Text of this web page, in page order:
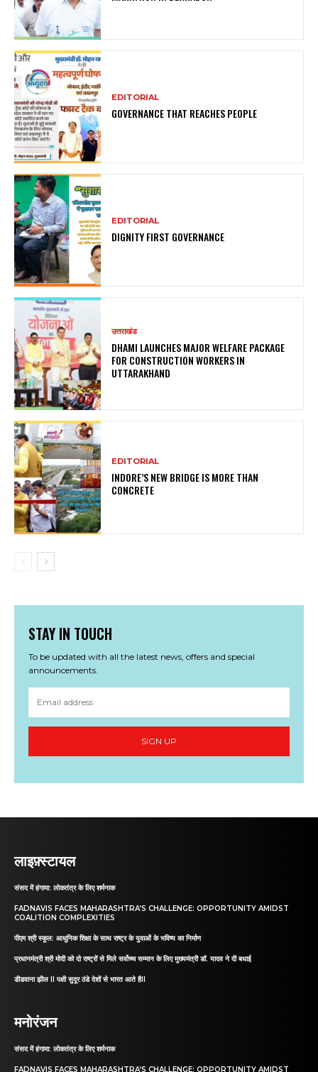
EDITORIAL
GOVERNANCE THAT REACHES PEOPLE
EDITORIAL
DIGNITY FIRST GOVERNANCE
उत्तराखंड
DHAMI LAUNCHES MAJOR WELFARE PACKAGE
FOR CONSTRUCTION WORKERS IN
UTTARAKHAND
EDITORIAL
INDORE’S NEW BRIDGE IS MORE THAN
CONCRETE
STAY IN TOUCH
To be updated with all the latest news, offers and special
announcements.
SIGN UP
लाइफ़्स्टायल
संसद में हंगामा: लोकतंत्र के लिए शर्मनाक
FADNAVIS FACES MAHARASHTRA’S CHALLENGE: OPPORTUNITY AMIDST
COALITION COMPLEXITIES
पीएम श्री स्कूल: आधुनिक शिक्षा के साथ राष्ट्र के युवाओं के भविष्य का निर्माण
प्रधानमंत्री श्री मोदी को दो राष्ट्रों से मिले सर्वोच्च सम्मान के लिए मुख्यमंत्री डॉ. यादव ने दी बधाई
डीडवाना झील II पक्षी सुदूर ठंडे देशों से भारत आते हैII
मनोरंजन
संसद में हंगामा: लोकतंत्र के लिए शर्मनाक
FADNAVIS FACES MAHARASHTRA’S CHALLENGE: OPPORTUNITY AMIDST